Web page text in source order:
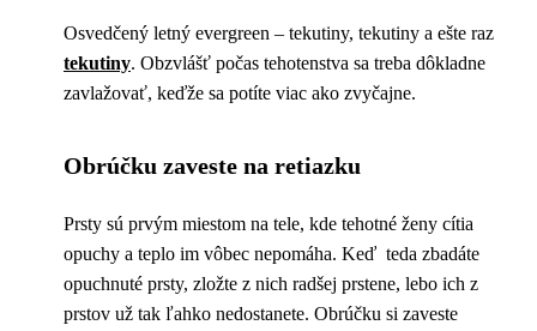
Osvedčený letný evergreen – tekutiny, tekutiny a ešte raz
tekutiny. Obzvlášť počas tehotenstva sa treba dôkladne
zavlažovať, keďže sa potíte viac ako zvyčajne.
Obrúčku zaveste na retiazku
Prsty sú prvým miestom na tele, kde tehotné ženy cítia
opuchy a teplo im vôbec nepomáha. Keď teda zbadáte
opuchnuté prsty, zložte z nich radšej prstene, lebo ich z
prstov už tak ľahko nedostanete. Obrúčku si zaveste